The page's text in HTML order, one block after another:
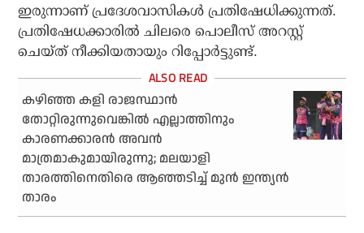
ഇരുന്നാണ് പ്രദേശവാസികള്‍ പ്രതിഷേധിക്കുന്നത്.
പ്രതിഷേധക്കാരില്‍ ചിലരെ പൊലീസ് അറസ്റ്റ്
ചെയ്ത് നീക്കിയതായും റിപ്പോര്‍ട്ടുണ്ട്.
കഴിഞ്ഞ കളി രാജസ്ഥാന്‍
തോറ്റിരുന്നുവെങ്കില്‍ എല്ലാത്തിനും
കാരണക്കാരന്‍ അവന്‍
മാത്രമാകുമായിരുന്നു; മലയാളി
താരത്തിനെതിരെ ആഞ്ഞടിച്ച് മുന്‍ ഇന്ത്യന്‍
താരം